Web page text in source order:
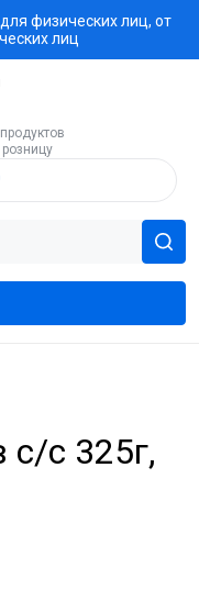
физических лиц, от
лиц
с 325г,